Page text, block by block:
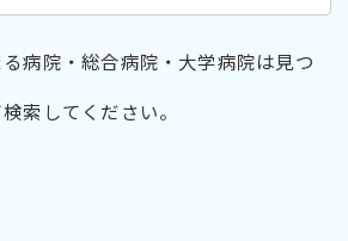
病院・総合病院・大学病院は見つ
索してください。